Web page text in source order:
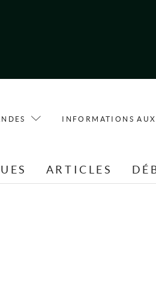
INFORMATIONS AUX
ARTICLES